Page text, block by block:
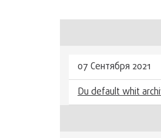
07 Сентября 2021
Du default whit